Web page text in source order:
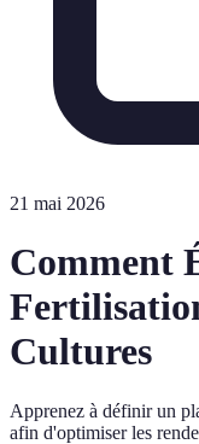
21 mai 2026
Comment
Cultures
Apprenez à définir un
afin d'optimiser les